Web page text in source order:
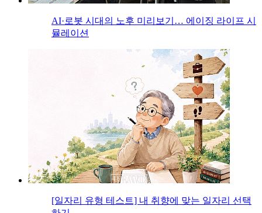
AI·로봇 시대의 노후 미리보기… 에이징 라이프 시
뮬레이션
[일자리 유형 테스트] 내 취향에 맞는 일자리 선택